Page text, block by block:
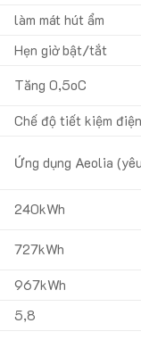
làm mát hút ẩm
Hẹn giờ bật/tắt
Tăng 0,5oC
Chế độ tiết kiệm
Ứng dụng Aeolia
240kWh
727kWh
967kWh
5,8